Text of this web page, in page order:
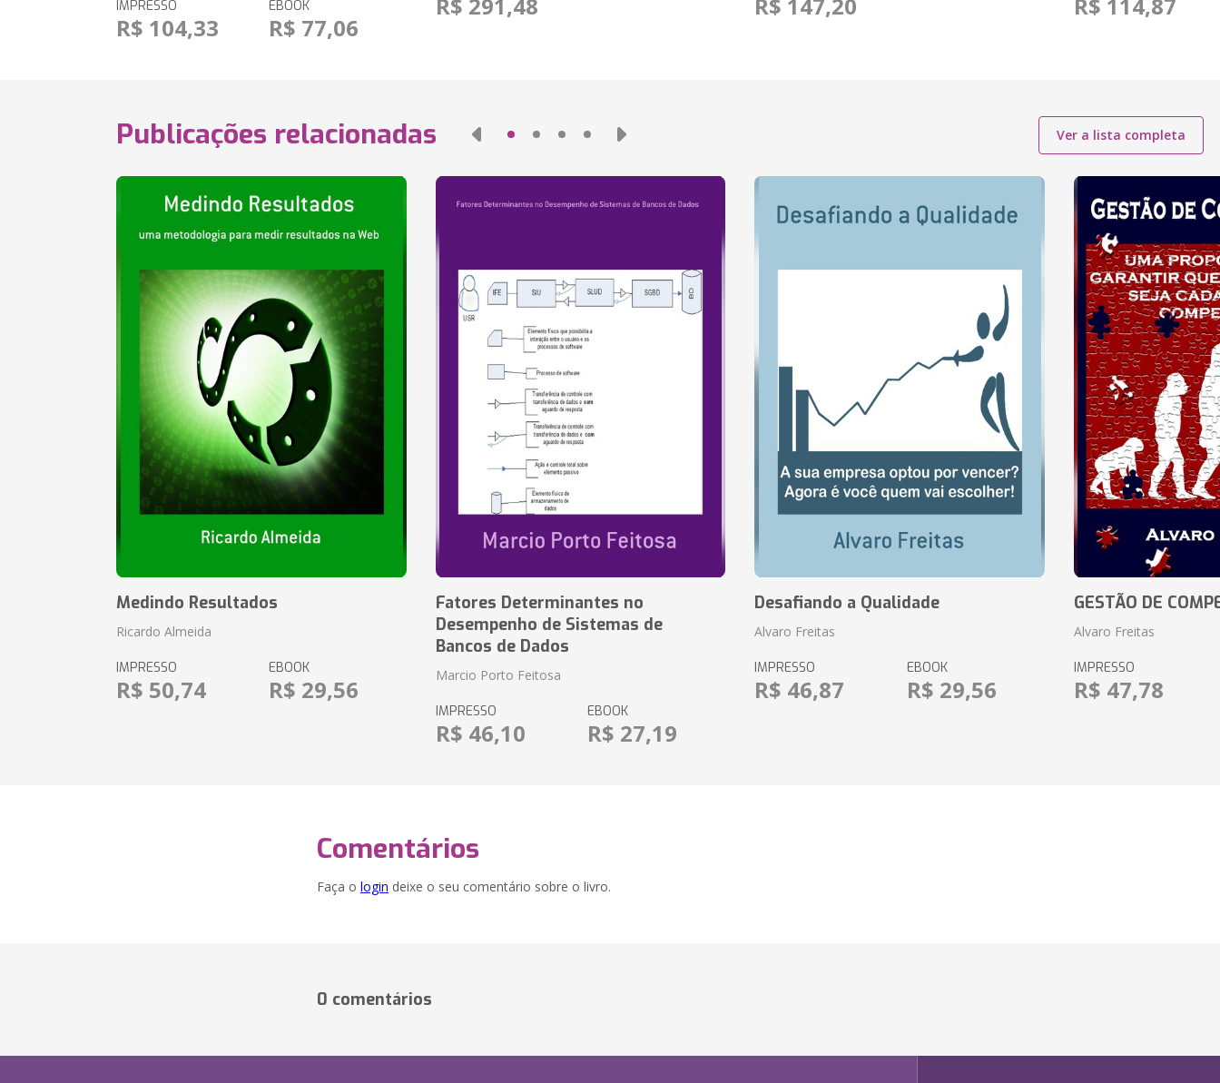
IMPRESSO
R$ 104,33
EBOOK
R$ 77,06
Publicações relacionadas Ver a lista completa
Medindo Resultados
Ricardo Almeida
IMPRESSO
R$ 50,74
EBOOK
R$ 29,56
Fatores Determinantes no
Desempenho de Sistemas de
Bancos de Dados
Marcio Porto Feitosa
IMPRESSO
R$ 46,10
EBOOK
R$ 27,19
Desafiando a Qualidade
Alvaro Freitas
IMPRESSO
R$ 46,87
EBOOK
R$ 29,56
GESTÃO DE
Alvaro Freitas
IMPRESSO
R$ 47,78
Comentários
Faça o login deixe o seu comentário sobre o livro.
0 comentários